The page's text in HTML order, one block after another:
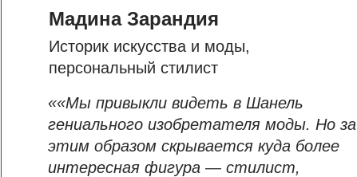
Историк искусства и моды,
персональный стилист
««Мы привыкли видеть в Шанель
гениального изобретателя моды. Но за
этим образом скрывается куда более
интересная фигура — стилист,
Мадина Зарандия